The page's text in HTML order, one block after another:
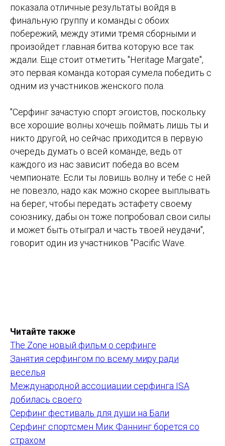
показала отличные результаты войдя в
финальную группу и команды с обоих
побережий, между этими тремя сборными и
произойдет главная битва которую все так
ждали. Еще стоит отметить "Heritage Margate",
это первая команда которая сумела победить с
одним из участников женского пола.
"Серфинг зачастую спорт эгоистов, поскольку
все хорошие волны хочешь поймать лишь ты и
никто другой, но сейчас приходится в первую
очередь думать о всей команде, ведь от
каждого из нас зависит победа во всем
чемпионате. Если ты ловишь волну и тебе с ней
не повезло, надо как можно скорее выплывать
на берег, чтобы передать эстафету своему
союзнику, дабы он тоже попробовал свои силы
и может быть отыграл и часть твоей неудачи",
говорит один из участников "Pacific Wave.
Читайте также
The Zone новый фильм о серфинге
Занятия серфингом по всему миру ради
веселья
Международной ассоциации серфинга ISA
добилась своего
Серфинг фестиваль для души на Бали
Серфинг спортсмен Мик Фаннинг борется со
страхом